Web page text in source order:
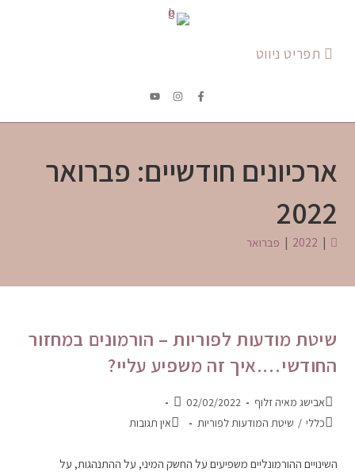
תפריט ניווט
ארכיונים חודשיים: פברואר
2022
|
2022
| פברואר
שיטת מודעות לפוריות – הורמונים במחזור
החודשי….איך זה משפיע עליי?
אבישג מאיה זלוף
02/02/2022
כללי / שיטת המודעות לפוריות אין תגובות
השינויים ההורמונליים משפיעים על החשק המיני, על ההתנהגות, על